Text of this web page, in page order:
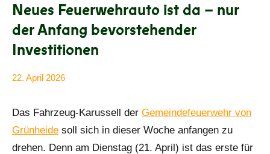
Neues Feuerwehrauto ist da – nur
der Anfang bevorstehender
Investitionen
22. April 2026
Das Fahrzeug-Karussell der Gemeindefeuerwehr von
Grünheide soll sich in dieser Woche anfangen zu
drehen. Denn am Dienstag (21. April) ist das erste für